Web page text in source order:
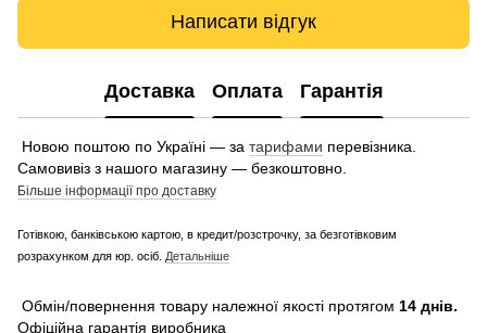
Написати відгук
Доставка Оплата Гарантія
Новою поштою по Україні — за тарифами перевізника.
Самовивіз з нашого магазину — безкоштовно.
Більше інформації про доставку
Готівкою, банківською картою, в кредит/розстрочку, за безготівковим
розрахунком для юр. осіб. Детальніше
Обмін/повернення товару належної якості протягом 14 днів.
Офіційна гарантія виробника